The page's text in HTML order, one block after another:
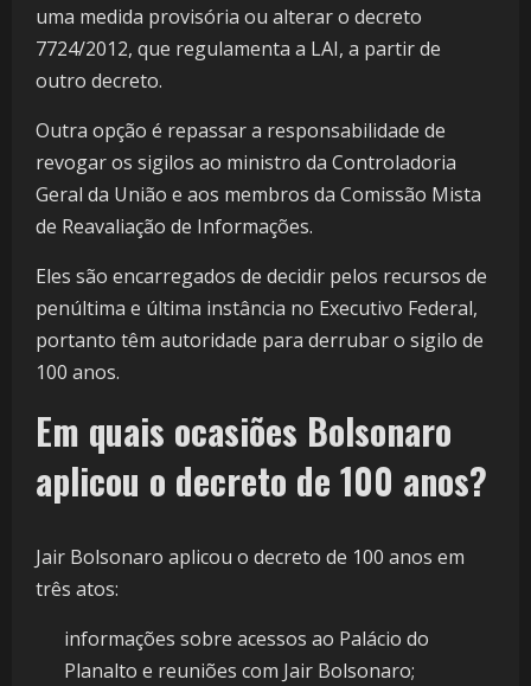
uma medida provisória ou alterar o decreto
7724/2012, que regulamenta a LAI, a partir de
outro decreto.
Outra opção é repassar a responsabilidade de
revogar os sigilos ao ministro da Controladoria
Geral da União e aos membros da Comissão Mista
de Reavaliação de Informações.
Eles são encarregados de decidir pelos recursos de
penúltima e última instância no Executivo Federal,
portanto têm autoridade para derrubar o sigilo de
100 anos.
Em quais ocasiões Bolsonaro
aplicou o decreto de 100 anos?
Jair Bolsonaro aplicou o decreto de 100 anos em
três atos:
informações sobre acessos ao Palácio do
Planalto e reuniões com Jair Bolsonaro;